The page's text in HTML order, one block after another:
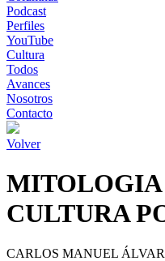
Podcast
Perfiles
YouTube
Cultura
Todos
Avances
Nosotros
Contacto
Volver
MITOLOGIA
CULTURA
CARLOS MANUEL